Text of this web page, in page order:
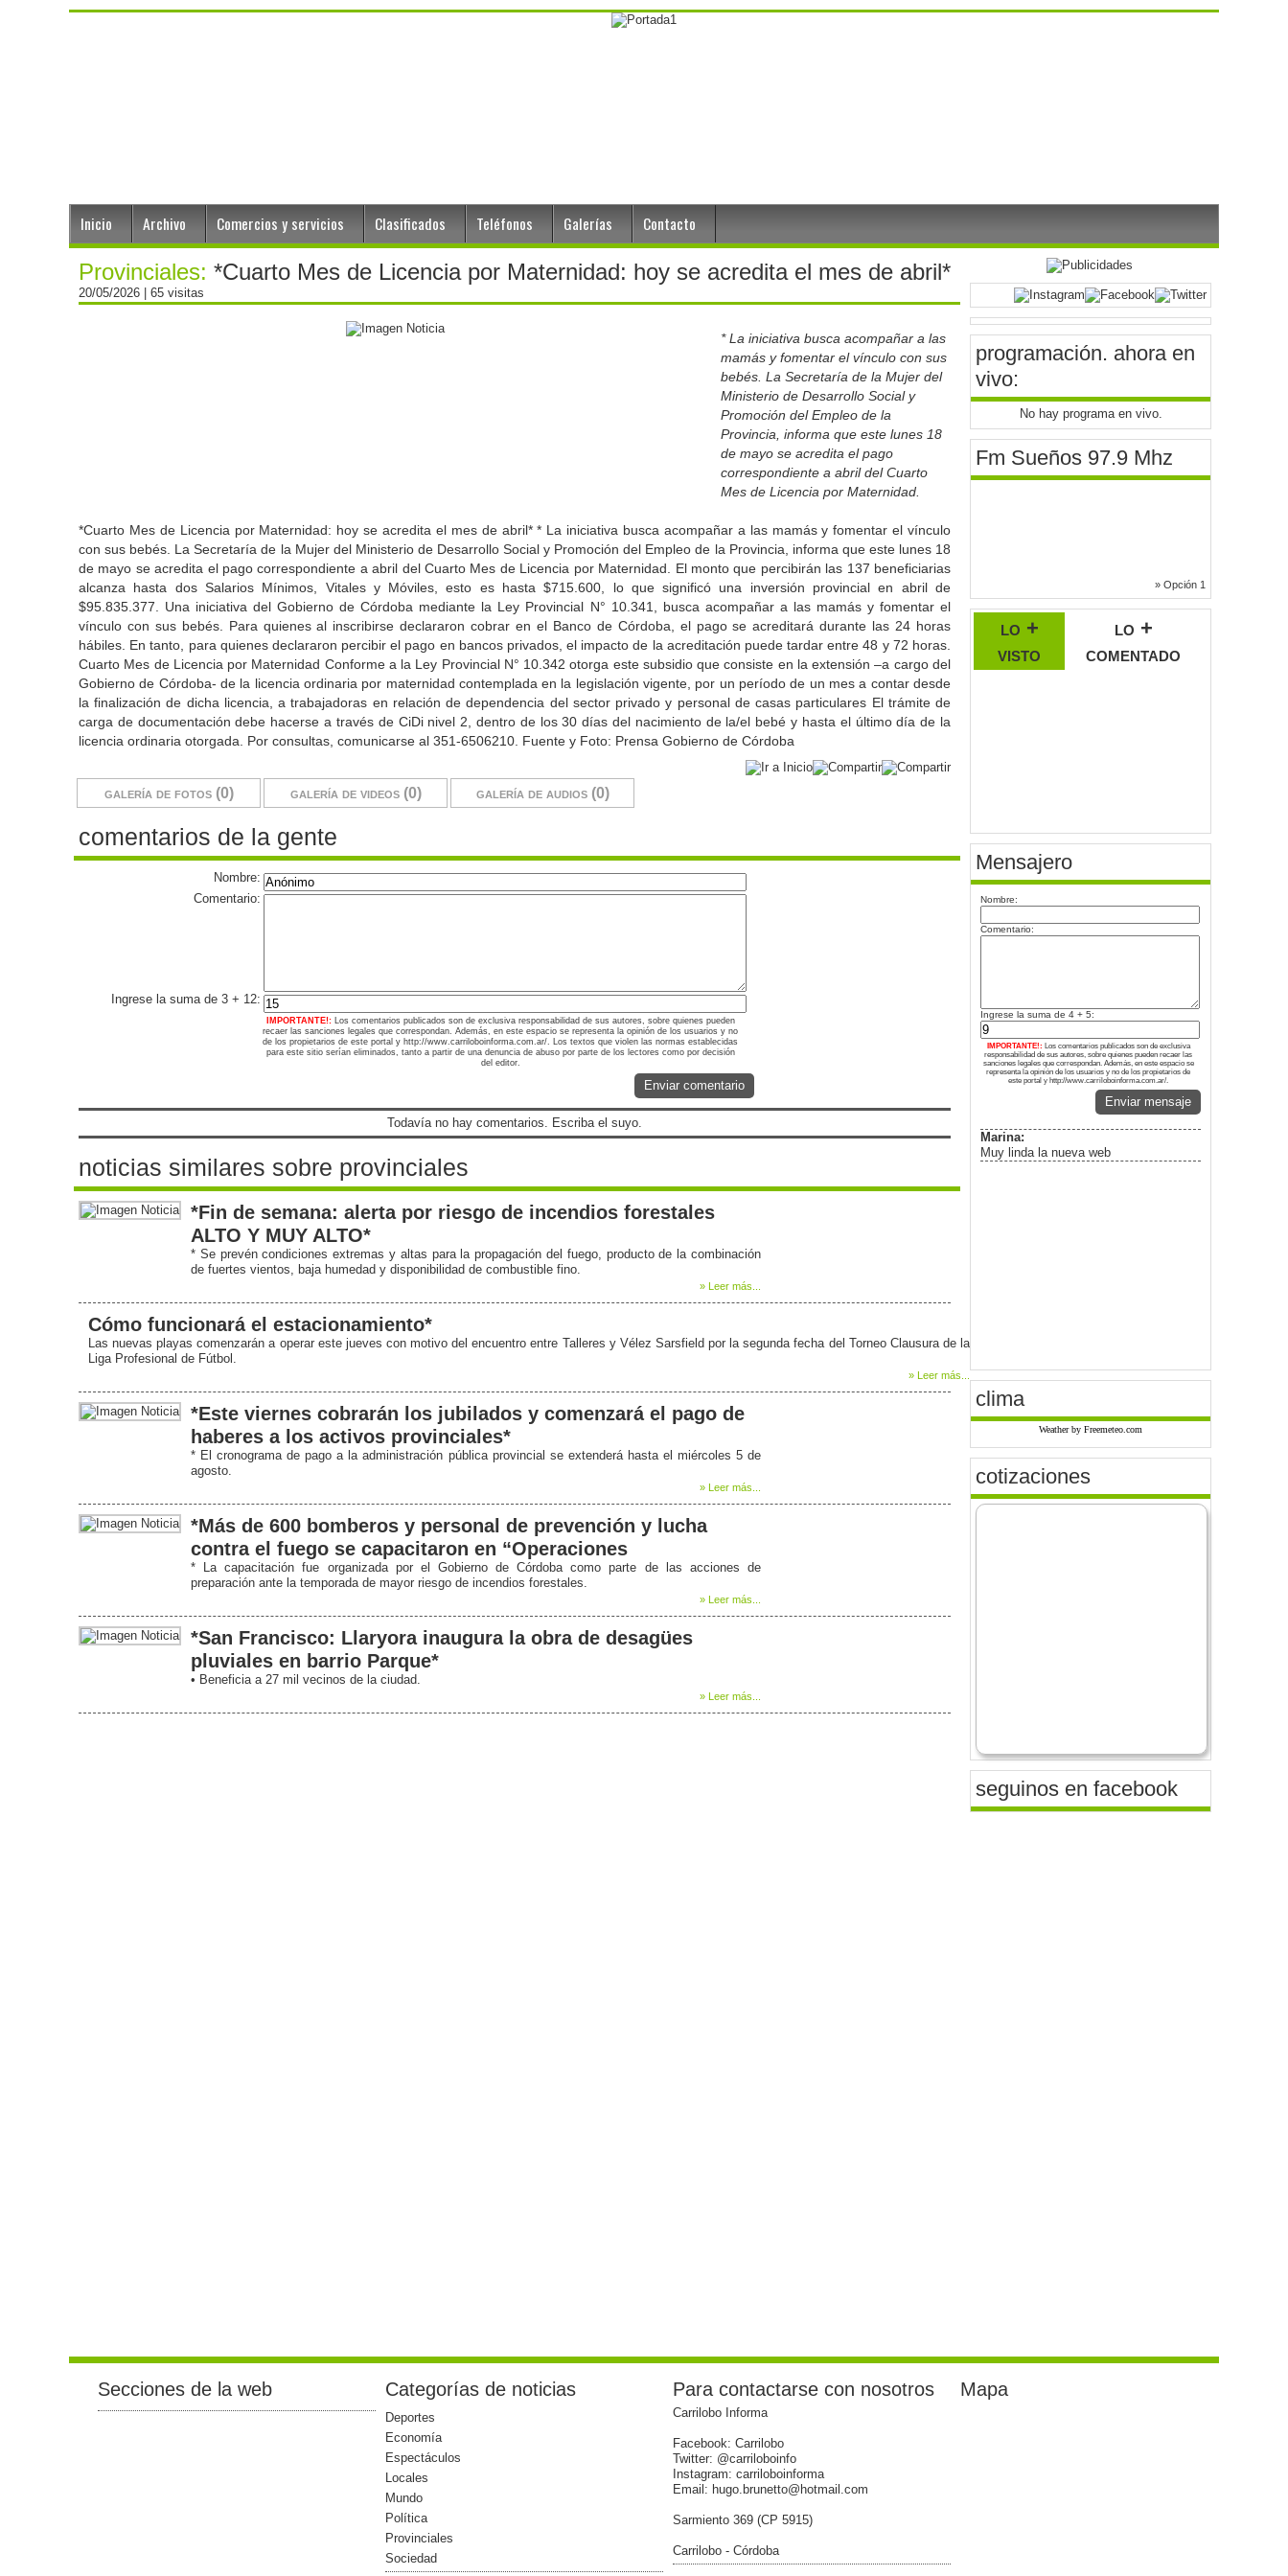
Inicio Archivo Comercios y servicios Clasificados Teléfonos Galerías Contacto
Provinciales: *Cuarto Mes de Licencia por Maternidad: hoy se acredita el mes de abril*
20/05/2026 | 65 visitas
* La iniciativa busca acompañar a las
mamás y fomentar el vínculo con sus
bebés. La Secretaría de la Mujer del
Ministerio de Desarrollo Social y
Promoción del Empleo de la
Provincia, informa que este lunes 18
de mayo se acredita el pago
correspondiente a abril del Cuarto
Mes de Licencia por Maternidad.
*Cuarto Mes de Licencia por Maternidad: hoy se acredita el mes de abril* * La iniciativa busca acompañar a las mamás y fomentar el vínculo
con sus bebés. La Secretaría de la Mujer del Ministerio de Desarrollo Social y Promoción del Empleo de la Provincia, informa que este lunes 18
de mayo se acredita el pago correspondiente a abril del Cuarto Mes de Licencia por Maternidad. El monto que percibirán las 137 beneficiarias
alcanza hasta dos Salarios Mínimos, Vitales y Móviles, esto es hasta $715.600, lo que significó una inversión provincial en abril de
$95.835.377. Una iniciativa del Gobierno de Córdoba mediante la Ley Provincial N° 10.341, busca acompañar a las mamás y fomentar el
vínculo con sus bebés. Para quienes al inscribirse declararon cobrar en el Banco de Córdoba, el pago se acreditará durante las 24 horas
hábiles. En tanto, para quienes declararon percibir el pago en bancos privados, el impacto de la acreditación puede tardar entre 48 y 72 horas.
Cuarto Mes de Licencia por Maternidad Conforme a la Ley Provincial N° 10.342 otorga este subsidio que consiste en la extensión –a cargo del
Gobierno de Córdoba- de la licencia ordinaria por maternidad contemplada en la legislación vigente, por un período de un mes a contar desde
la finalización de dicha licencia, a trabajadoras en relación de dependencia del sector privado y personal de casas particulares El trámite de
carga de documentación debe hacerse a través de CiDi nivel 2, dentro de los 30 días del nacimiento de la/el bebé y hasta el último día de la
licencia ordinaria otorgada. Por consultas, comunicarse al 351-6506210. Fuente y Foto: Prensa Gobierno de Córdoba
galería de fotos (0) galería de videos (0) galería de audios (0)
comentarios de la gente
Nombre:
Comentario:
Ingrese la suma de 3 + 12:
IMPORTANTE!: Los comentarios publicados son de exclusiva responsabilidad de sus autores, sobre quienes pueden
recaer las sanciones legales que correspondan. Además, en este espacio se representa la opinión de los usuarios y no
de los propietarios de este portal y http://www.carriloboinforma.com.ar/. Los textos que violen las normas establecidas
para este sitio serían eliminados, tanto a partir de una denuncia de abuso por parte de los lectores como por decisión
del editor.
Enviar comentario
Todavía no hay comentarios. Escriba el suyo.
noticias similares sobre provinciales
*Fin de semana: alerta por riesgo de incendios forestales
ALTO Y MUY ALTO*
* Se prevén condiciones extremas y altas para la propagación del fuego, producto de la combinación
de fuertes vientos, baja humedad y disponibilidad de combustible fino.
» Leer más...
Cómo funcionará el estacionamiento*
Las nuevas playas comenzarán a operar este jueves con motivo del encuentro entre Talleres y Vélez Sarsfield por la segunda fecha del Torneo Clausura de la
Liga Profesional de Fútbol.
» Leer más...
*Este viernes cobrarán los jubilados y comenzará el pago de
haberes a los activos provinciales*
* El cronograma de pago a la administración pública provincial se extenderá hasta el miércoles 5 de
agosto.
» Leer más...
*Más de 600 bomberos y personal de prevención y lucha
contra el fuego se capacitaron en “Operaciones
* La capacitación fue organizada por el Gobierno de Córdoba como parte de las acciones de
preparación ante la temporada de mayor riesgo de incendios forestales.
» Leer más...
*San Francisco: Llaryora inaugura la obra de desagües
pluviales en barrio Parque*
• Beneficia a 27 mil vecinos de la ciudad.
» Leer más...
programación. ahora en
vivo:
No hay programa en vivo.
Fm Sueños 97.9 Mhz
» Opción 1
lo +
visto
lo +
comentado
Mensajero
Nombre:
Comentario:
Ingrese la suma de 4 + 5:
IMPORTANTE!: Los comentarios publicados son de exclusiva
responsabilidad de sus autores, sobre quienes pueden recaer las
sanciones legales que correspondan. Además, en este espacio se
representa la opinión de los usuarios y no de los propietarios de
este portal y http://www.carriloboinforma.com.ar/.
Enviar mensaje
Marina:
Muy linda la nueva web
clima
Weather by Freemeteo.com
cotizaciones
seguinos en facebook
Secciones de la web Categorías de noticias
Deportes
Economía
Espectáculos
Locales
Mundo
Política
Provinciales
Sociedad
Para contactarse con nosotros
Carrilobo Informa
Facebook: Carrilobo
Twitter: @carriloboinfo
Instagram: carriloboinforma
Email: hugo.brunetto@hotmail.com
Sarmiento 369 (CP 5915)
Carrilobo - Córdoba
Mapa